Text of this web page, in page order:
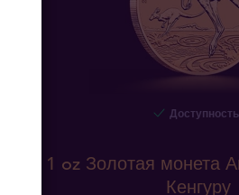
Доступность
1 oz Золотая монета
Кенгуру